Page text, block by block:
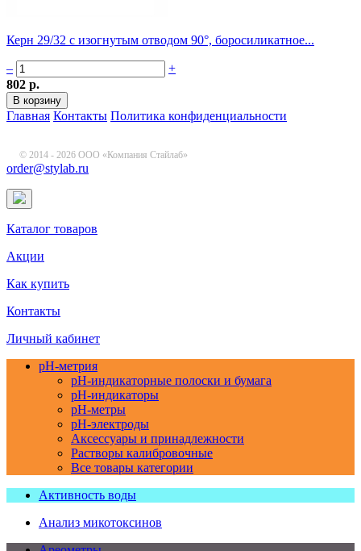
Керн 29/32 с изогнутым отводом 90°, боросиликатное...
–
+
802 р.
Главная Контакты Политика конфиденциальности
© 2014 - 2026 ООО «Компания Стайлаб»
order@stylab.ru
Каталог товаров
Акции
Как купить
Контакты
Личный кабинет
pH-метрия
pH-индикаторные полоски и бумага
pH-индикаторы
pH-метры
pH-электроды
Аксессуары и принадлежности
Растворы калибровочные
Все товары категории
Активность воды
Анализ микотоксинов